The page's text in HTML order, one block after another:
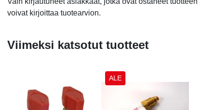
voivat kirjoittaa tuotearvion.
Viimeksi katsotut tuotteet
ALE